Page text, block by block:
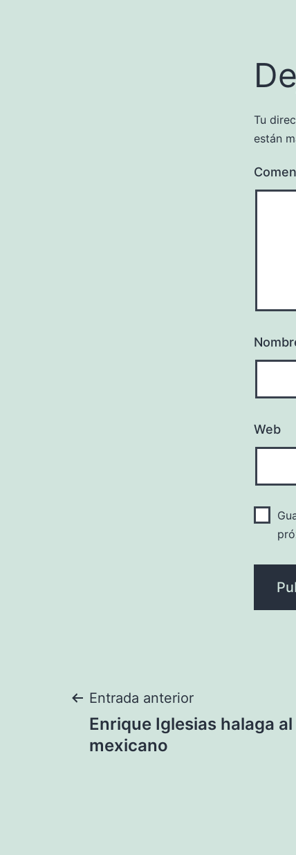
Tu
están
Web
Navegación
de
Entrada anterior
Enrique Iglesias halaga
mexicano